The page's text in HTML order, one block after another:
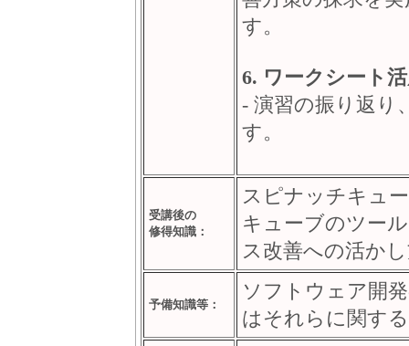
す。
6. ワークシート
- 演習の振り返り
す。
受講後の
修得知識：
スピナッチキュ
キューブのツー
ス改善への活か
予備知識等：
ソフトウェア開
はそれらに関す